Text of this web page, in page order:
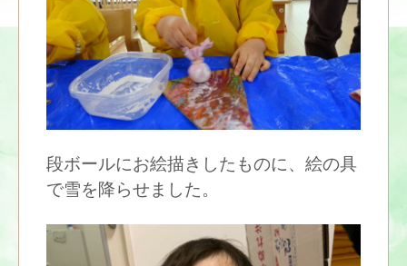
段ボールにお絵描きしたものに、絵の具
で雪を降らせました。